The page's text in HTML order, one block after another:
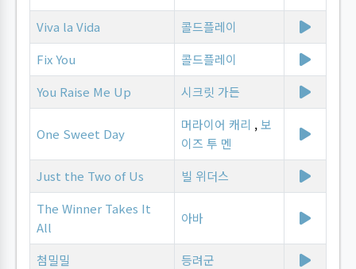
Viva la Vida
콜드플레이
Fix You
콜드플레이
You Raise Me Up
시크릿 가든
One Sweet Day
머라이어 캐리 ,보
이즈 투 멘
Just the Two of Us
빌 위더스
The Winner Takes It
All
아바
첨밀밀
등려군